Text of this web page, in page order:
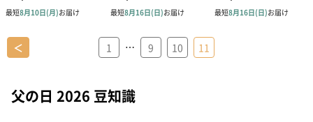
＜ 1 … 9 10 11
父の日 2026 豆知識